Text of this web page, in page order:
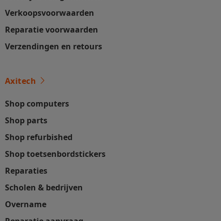
Verkoopsvoorwaarden
Reparatie voorwaarden
Verzendingen en retours
Axitech
Shop computers
Shop parts
Shop refurbished
Shop toetsenbordstickers
Reparaties
Scholen & bedrijven
Overname